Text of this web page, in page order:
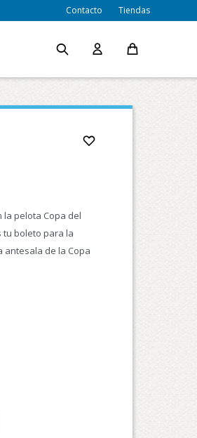
Contacto Tiendas
la pelota Copa del
tu boleto para la
de la Copa